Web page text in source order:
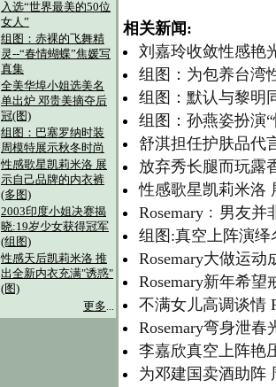
入选“世界最美的50位
女人”
组图：赤裸的飞舞精
灵--“春情蝴蝶”焦媛写
真集
全美华埠小姐选美名
单出炉 邓贵美摘夺后
冠(图)
组图：巴塞罗纳时装
周模特展示秋冬时尚
性感歌星凯莉米洛 展
示自己品牌的内衣裤
(多图)
2003印度小姐决赛揭
晓:19岁少女获得冠军
(组图)
性感天后凯莉米洛 推
出全新内衣充满"诱惑"
(图)
更多...
相关新闻:
刘嘉玲收敛性感艳
组图：为包养台湾
组图：默认与黎明
组图：孙燕姿扮演
舒淇担任护肤品代
放弃秀长腿而玩露
性感歌星凯莉米洛
Rosemary﹕男友
组图:真空上阵演
Rosemary大做运
Rosemary新年希
不满女儿高调谈情
Rosemary弯身泄
李嘉欣真空上阵艳
为邓建国卖酒助阵